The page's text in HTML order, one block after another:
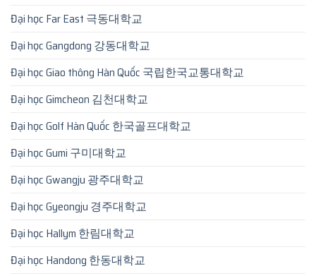
Đại học Far East 극동대학교
Đại học Gangdong 강동대학교
Đại học Giao thông Hàn Quốc 국립한국교통대학교
Đại học Gimcheon 김천대학교
Đại học Golf Hàn Quốc 한국골프대학교
Đại học Gumi 구미대학교
Đại học Gwangju 광주대학교
Đại học Gyeongju 경주대학교
Đại học Hallym 한림대학교
Đại học Handong 한동대학교